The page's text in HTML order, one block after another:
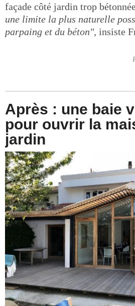
façade côté jardin trop
une limite la plus naturelle
parpaing et du béton", insiste
Après : une baie
pour ouvrir la
jardin